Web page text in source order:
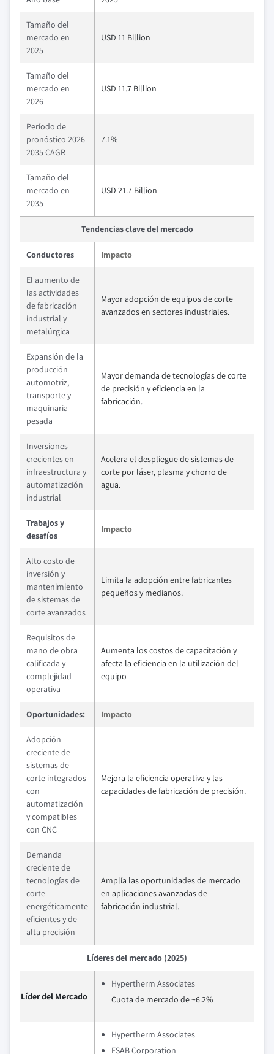
Tamaño del
mercado en
2025
USD 11 Billion
Tamaño del
mercado en
2026
USD 11.7 Billion
Período de
pronóstico 2026-
2035 CAGR
7.1%
Tamaño del
mercado en
2035
USD 21.7 Billion
Tendencias clave del mercado
Conductores Impacto
El aumento de
las actividades
de fabricación
industrial y
metalúrgica
Mayor adopción de equipos de corte
avanzados en sectores industriales.
Expansión de la
producción
automotriz,
transporte y
maquinaria
pesada
Mayor demanda de tecnologías de corte
de precisión y eficiencia en la
fabricación.
Inversiones
crecientes en
infraestructura y
automatización
industrial
Acelera el despliegue de sistemas de
corte por láser, plasma y chorro de
agua.
Trabajos y
desafíos
Impacto
Alto costo de
inversión y
mantenimiento
de sistemas de
corte avanzados
Limita la adopción entre fabricantes
pequeños y medianos.
Requisitos de
mano de obra
calificada y
complejidad
operativa
Aumenta los costos de capacitación y
afecta la eficiencia en la utilización del
equipo
Oportunidades: Impacto
Adopción
creciente de
sistemas de
corte integrados
con
automatización
y compatibles
con CNC
Mejora la eficiencia operativa y las
capacidades de fabricación de precisión.
Demanda
creciente de
tecnologías de
corte
energéticamente
eficientes y de
alta precisión
Amplía las oportunidades de mercado
en aplicaciones avanzadas de
fabricación industrial.
Líderes del mercado (2025)
Líder del Mercado
Hypertherm Associates
Cuota de mercado de ~6.2%
Hypertherm Associates
ESAB Corporation